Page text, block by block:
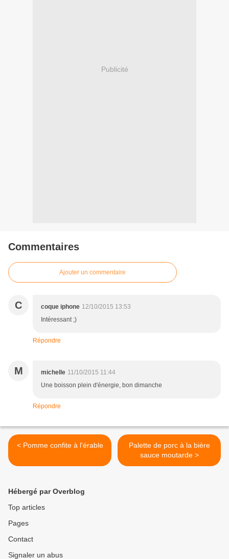
Publicité
Commentaires
Ajouter un commentaire
C coque iphone 12/10/2015 13:53
Intéressant ;)
Répondre
M michelle 11/10/2015 11:44
Une boisson plein d'énergie, bon dimanche
Répondre
< Pomme confite à l'érable
Palette de porc à la bière
sauce moutarde >
Hébergé par Overblog
Top articles
Pages
Contact
Signaler un abus